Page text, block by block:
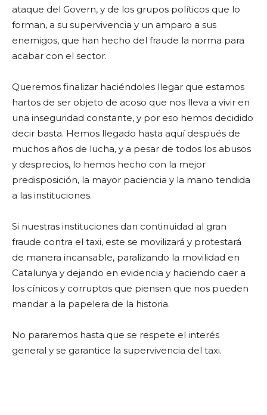
ataque del Govern, y de los grupos políticos que lo
forman, a su supervivencia y un amparo a sus
enemigos, que han hecho del fraude la norma para
acabar con el sector.
Queremos finalizar haciéndoles llegar que estamos
hartos de ser objeto de acoso que nos lleva a vivir en
una inseguridad constante, y por eso hemos decidido
decir basta. Hemos llegado hasta aquí después de
muchos años de lucha, y a pesar de todos los abusos
y desprecios, lo hemos hecho con la mejor
predisposición, la mayor paciencia y la mano tendida
a las instituciones.
Si nuestras instituciones dan continuidad al gran
fraude contra el taxi, este se movilizará y protestará
de manera incansable, paralizando la movilidad en
Catalunya y dejando en evidencia y haciendo caer a
los cínicos y corruptos que piensen que nos pueden
mandar a la papelera de la historia.
No pararemos hasta que se respete el interés
general y se garantice la supervivencia del taxi.